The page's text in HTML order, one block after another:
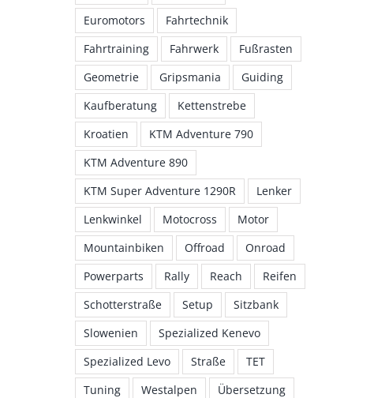
Euromotors
Fahrtechnik
Fahrtraining
Fahrwerk
Fußrasten
Geometrie
Gripsmania
Guiding
Kaufberatung
Kettenstrebe
Kroatien
KTM Adventure 790
KTM Adventure 890
KTM Super Adventure 1290R
Lenker
Lenkwinkel
Motocross
Motor
Mountainbiken
Offroad
Onroad
Powerparts
Rally Reach
Reifen
Schotterstraße
Setup
Sitzbank
Slowenien
Spezialized Kenevo
Spezialized Levo
Straße
TET
Tuning
Westalpen Übersetzung